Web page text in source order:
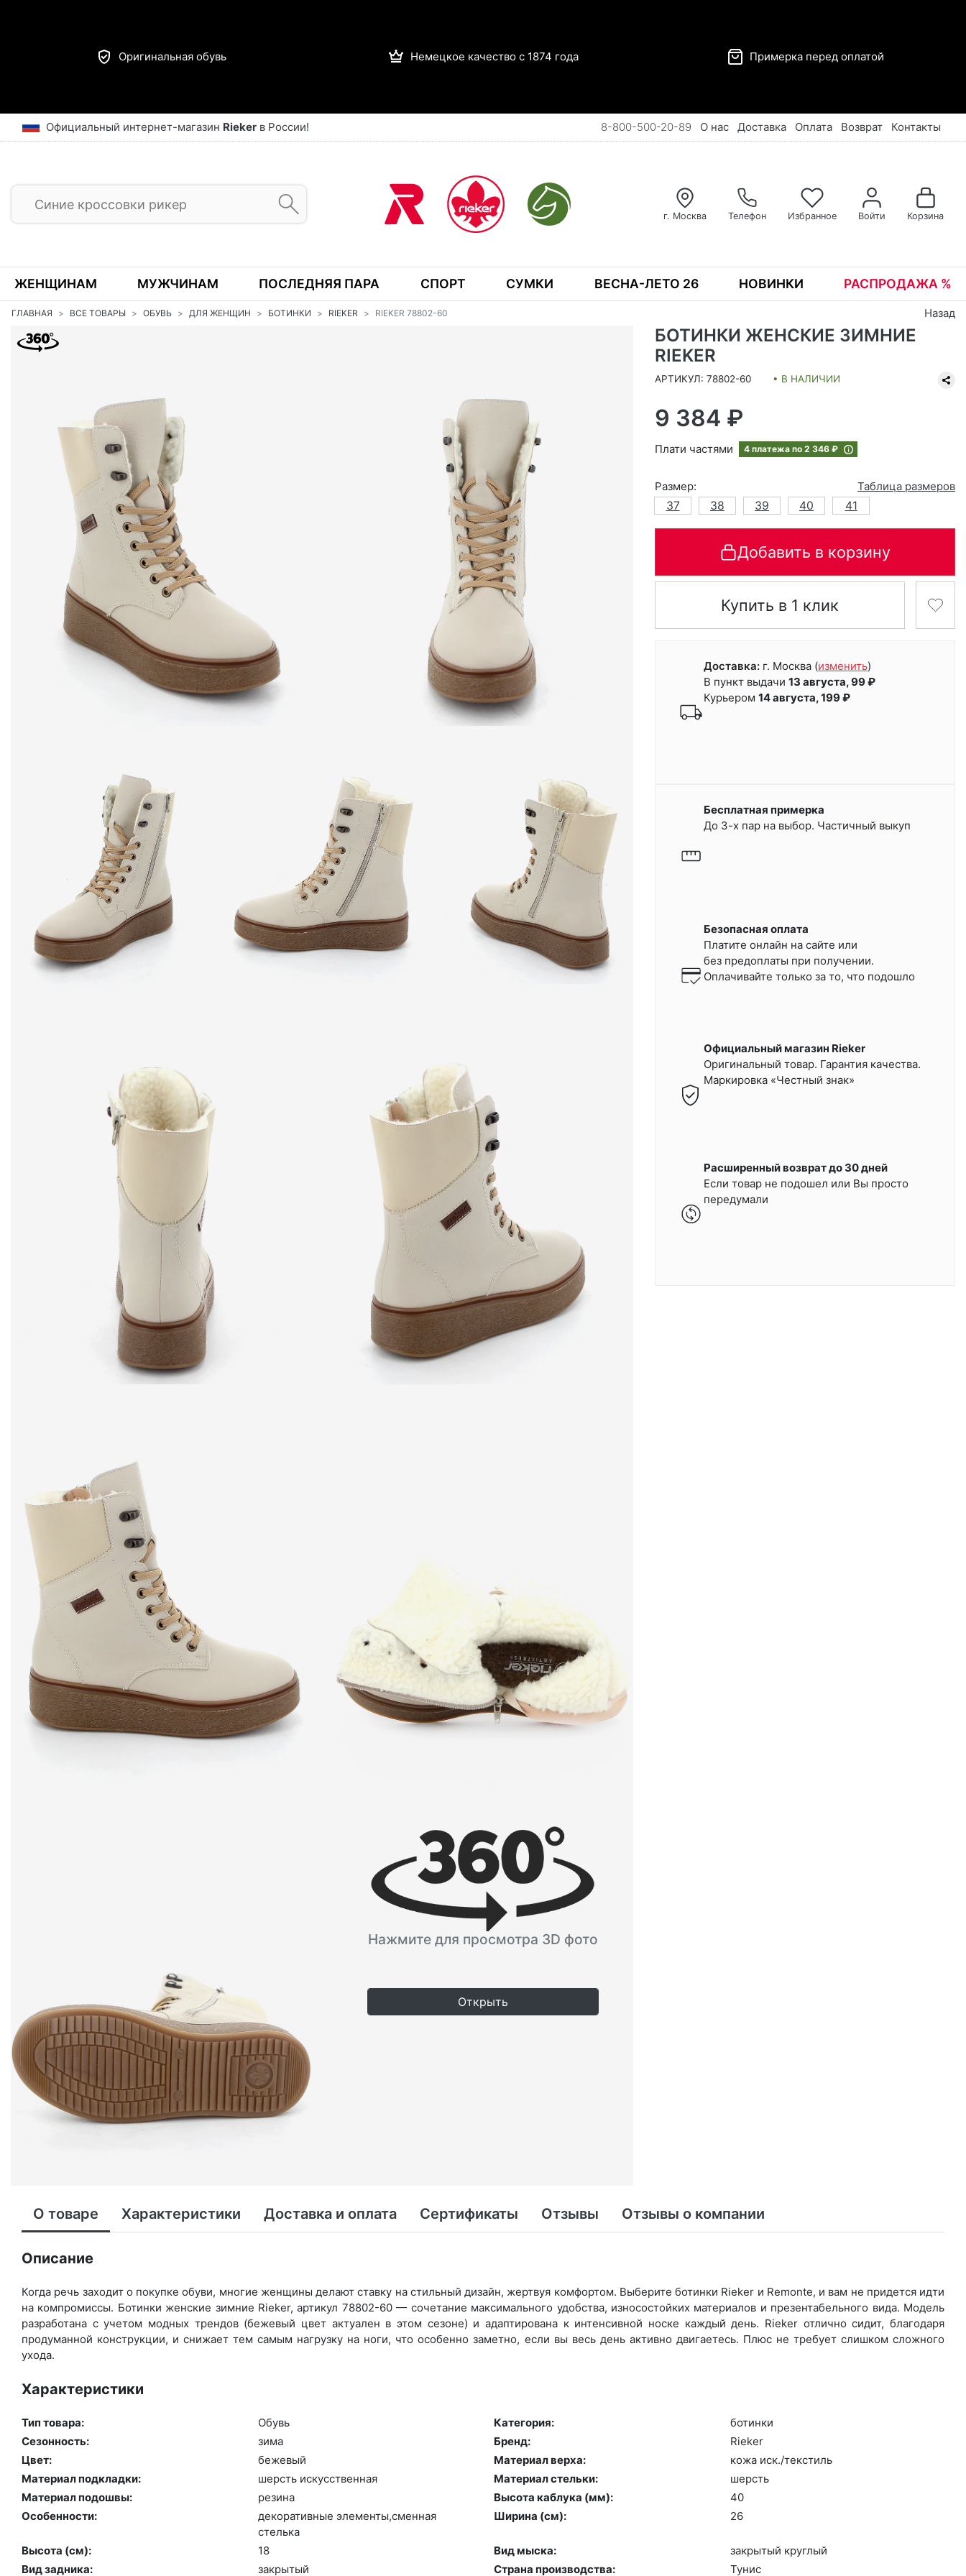
Оригинальная обувь Немецкое качество с 1874 года Примерка перед оплатой
Официальный интернет-магазин Rieker в России! 8-800-500-20-89 О нас Доставка Оплата Возврат Контакты
г. Москва Телефон Избранное Войти Корзина
ЖЕНЩИНАМ МУЖЧИНАМ ПОСЛЕДНЯЯ ПАРА СПОРТ СУМКИ ВЕСНА-ЛЕТО 26 НОВИНКИ РАСПРОДАЖА %
ГЛАВНАЯ ВСЕ ТОВАРЫ ОБУВЬ ДЛЯ ЖЕНЩИН БОТИНКИ RIEKER RIEKER 78802-60 Назад
Нажмите для просмотра 3D фото
Открыть
БОТИНКИ ЖЕНСКИЕ ЗИМНИЕ
RIEKER
АРТИКУЛ: 78802-60 • В НАЛИЧИИ
9 384 ₽
Плати частями 4 платежа по 2 346 ₽
Размер:
Таблица размеров
37
38 39 40 41
Добавить в корзину
Купить в 1 клик
Доставка: г. Москва (изменить)
В пункт выдачи 13 августа, 99 ₽
Курьером 14 августа, 199 ₽
Бесплатная примерка
До 3-х пар на выбор. Частичный выкуп
Безопасная оплата
Платите онлайн на сайте или
без предоплаты при получении.
Оплачивайте только за то, что подошло
Официальный магазин Rieker
Оригинальный товар. Гарантия качества.
Маркировка «Честный знак»
Расширенный возврат до 30 дней
Если товар не подошел или Вы просто
передумали
О товаре Характеристики Доставка и оплата Сертификаты Отзывы Отзывы о компании
Описание
Когда речь заходит о покупке обуви, многие женщины делают ставку на стильный дизайн, жертвуя комфортом. Выберите бо­тин­ки Rieker и Remonte, и вам не придется идти
на компромиссы. Ботинки женские зимние Rieker, артикул 78802-60 — сочетание максимального удобства, износостойких материалов и презентабельного вида. Модель
разработана с учетом модных трендов (бе­жевый цвет актуален в этом сезоне) и адаптирована к интенсивной носке каждый день. Ri­eker отлично сидит, благодаря
продуманной конструкции, и снижает тем самым нагрузку на ноги, что особенно заметно, если вы весь день активно двигаетесь. Плюс не требует слишком сложного
ухода.
Характеристики
Тип товара: Обувь Категория:
бо­тин­ки
Сезонность:
зи­ма Бренд:
Ri­eker
Цвет:
бе­жевый Материал верха:
ко­жа иск./текс­тиль
Материал подкладки:
шерсть ис­кусс­твен­ная Материал стельки:
шерсть
Материал подошвы:
ре­зина Высота каблука (мм):
40
Особенности:
де­кора­тив­ные эле­мен­ты,смен­ная
стель­ка
Ширина (см): 26
Высота (cм): 18 Вид мыска:
зак­ры­тый круг­лый
Вид задника:
зак­ры­тый Страна производства: Ту­нис